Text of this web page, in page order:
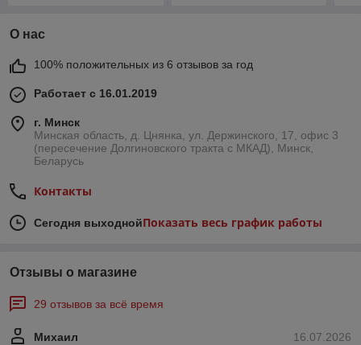
О нас
100% положительных из 6 отзывов за год
Работает с 16.01.2019
г. Минск
Минская область, д. Цнянка, ул. Держинского, 17, офис 3
(пересечение Долгиновского тракта с МКАД), Минск,
Беларусь
Контакты
Сегодня выходнойПоказать весь график работы
Отзывы о магазине
29 отзывов за всё время
16.07.2026
Михаил